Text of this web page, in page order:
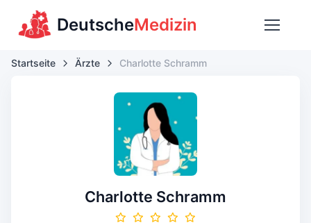
DeutscheMedizin
Startseite Ärzte Charlotte Schramm
Charlotte Schramm